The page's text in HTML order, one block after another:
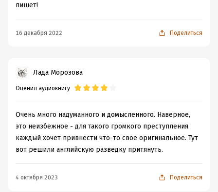
пишет!
16 декабря 2022 Поделиться
Лада Морозова
Оценил аудиокнигу
Очень много надуманного и домысленного. Наверное,
это неизбежное - для такого громкого преступления
каждый хочет привнести что-то свое оригинальное. Тут
вот решили английскую разведку притянуть.
4 октября 2023 Поделиться